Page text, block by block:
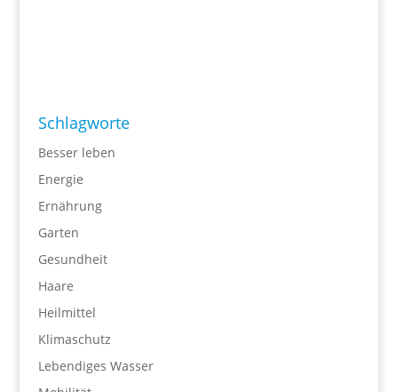
Schlagworte
Besser leben
Energie
Ernährung
Garten
Gesundheit
Haare
Heilmittel
Klimaschutz
Lebendiges Wasser